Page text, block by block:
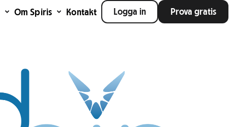
Om Spiris Kontakt Logga in Prova gratis